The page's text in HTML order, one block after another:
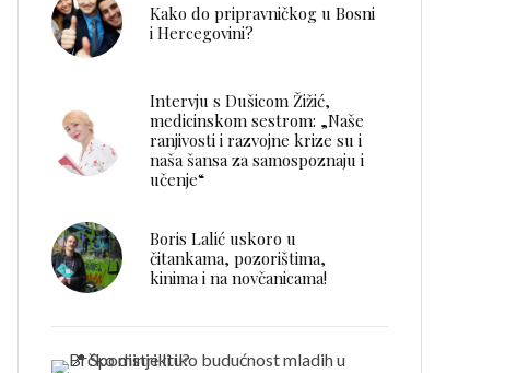
Kako do pripravničkog u Bosni
i Hercegovini?
Intervju s Dušicom Žižić,
medicinskom sestrom: „Naše
ranjivosti i razvojne krize su i
naša šansa za samospoznaju i
učenje“
Boris Lalić uskoro u
čitankama, pozorištima,
kinima i na novčanicama!